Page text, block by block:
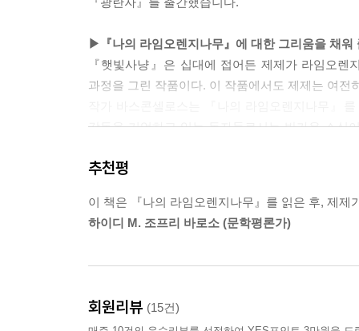
▶『나의 라임오렌지나무』에 대한 그리움을 채워
『햇빛사냥』은 십대에 접어든 제제가 라임오
과정을 그린 작품이다. 이 작품에서도 제제는 여
감동을 기억하고 있는 독자들로서는 반가운 소식
귀여운 주인공이 시와 환상의 길을 열어 준 것이
사춘기를 떠올리는 제제의 새로운 모험담을 우
『햇빛사냥』은 공격적인 바깥 세상(뽀르뚜가의
추천평
이 책은 『나의 라임오렌지나무』를 읽은 후, 제
하이디 M. 조프리 바로소 (문학평론가)
회원리뷰 (15건)